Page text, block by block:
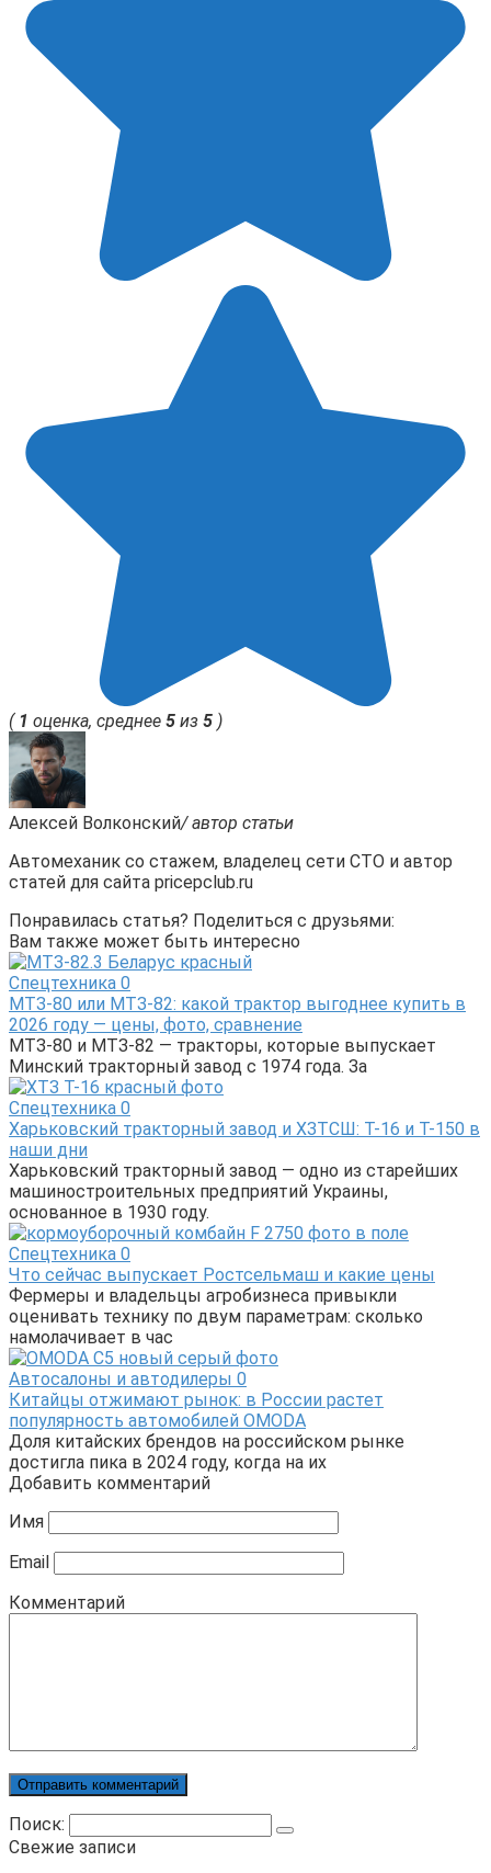
( 1 оценка, среднее 5 из 5 )
Алексей Волконский/ автор статьи
Автомеханик со стажем, владелец сети СТО и автор
статей для сайта pricepclub.ru
Понравилась статья? Поделиться с друзьями:
Вам также может быть интересно
Спецтехника 0
МТЗ-80 или МТЗ-82: какой трактор выгоднее купить в
2026 году — цены, фото, сравнение
МТЗ-80 и МТЗ-82 — тракторы, которые выпускает
Минский тракторный завод с 1974 года. За
Спецтехника 0
Харьковский тракторный завод и ХЗТСШ: Т-16 и Т-150 в
наши дни
Харьковский тракторный завод — одно из старейших
машиностроительных предприятий Украины,
основанное в 1930 году.
Спецтехника 0
Что сейчас выпускает Ростсельмаш и какие цены
Фермеры и владельцы агробизнеса привыкли
оценивать технику по двум параметрам: сколько
намолачивает в час
Автосалоны и автодилеры 0
Китайцы отжимают рынок: в России растет
популярность автомобилей OMODA
Доля китайских брендов на российском рынке
достигла пика в 2024 году, когда на их
Добавить комментарий
Имя
Email
Комментарий
Поиск:
Свежие записи